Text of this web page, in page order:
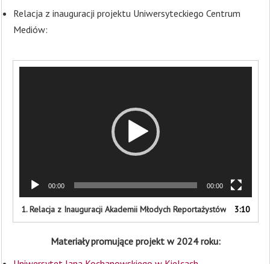
Relacja z inauguracji projektu Uniwersyteckiego Centrum
Mediów:
00:00 00:00
1.Relacja z Inauguracji Akademii Młodych Reportażystów 3:10
Materiały promujące projekt w 2024 roku: